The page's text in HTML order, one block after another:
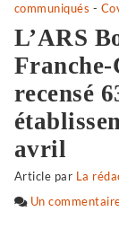
communiqués -
L’ARS
Franche-
recensé
avril
Article par La
Un